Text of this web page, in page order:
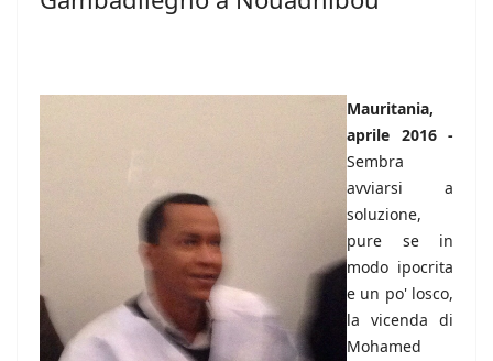
Mauritania,
aprile 2016 -
Sembra
avviarsi a
soluzione,
pure se in
modo ipocrita
e un po' losco,
la vicenda di
Mohamed